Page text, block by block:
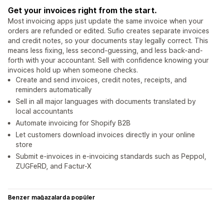
Get your invoices right from the start.
Most invoicing apps just update the same invoice when your
orders are refunded or edited. Sufio creates separate invoices
and credit notes, so your documents stay legally correct. This
means less fixing, less second-guessing, and less back-and-
forth with your accountant. Sell with confidence knowing your
invoices hold up when someone checks.
Create and send invoices, credit notes, receipts, and
reminders automatically
Sell in all major languages with documents translated by
local accountants
Automate invoicing for Shopify B2B
Let customers download invoices directly in your online
store
Submit e-invoices in e-invoicing standards such as Peppol,
ZUGFeRD, and Factur-X
Benzer mağazalarda popüler